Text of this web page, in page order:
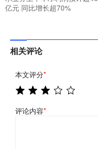
亿元 同比增长超70%
相关评论
本文评分*
评论内容*